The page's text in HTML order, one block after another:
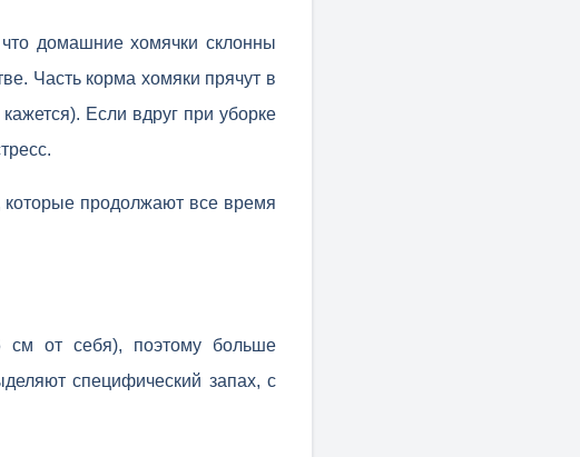
домашние хомячки склонны
Часть корма хомяки прячут в
Если вдруг при уборке
которые продолжают все время
от себя), поэтому больше
специфический запах, с